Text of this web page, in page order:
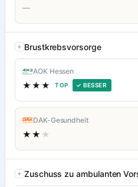
—
Brustkrebsvorsorge
AOK Hessen
★★★ TOP ✓ BESSER
DAK-Gesundheit
★★ ★
Zuschuss zu ambulanten